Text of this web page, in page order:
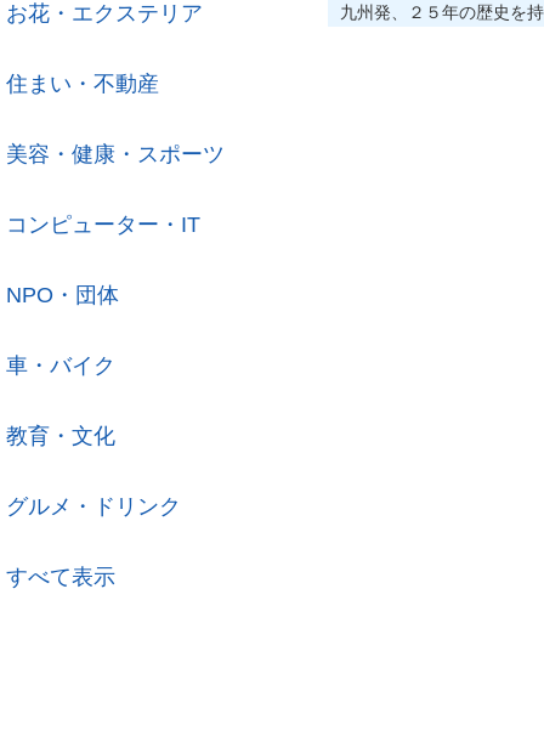
九州発、２５年の歴史を
お花・エクステリア
住まい・不動産
美容・健康・スポーツ
コンピューター・IT
NPO・団体
車・バイク
教育・文化
グルメ・ドリンク
すべて表示